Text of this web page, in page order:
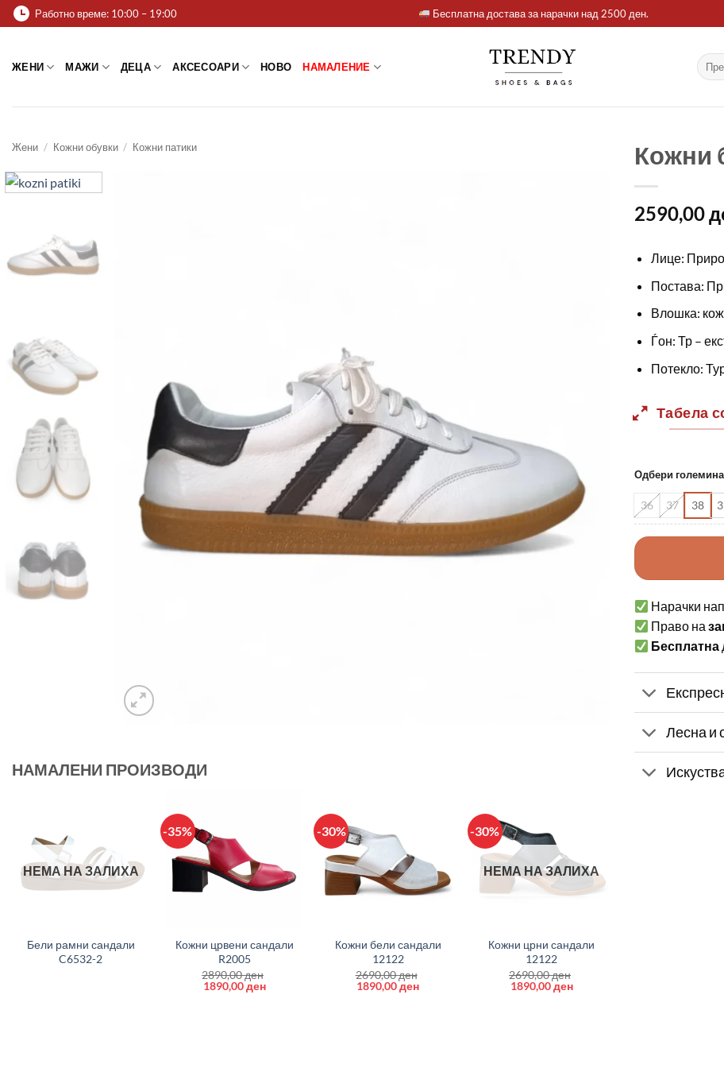
Skip
to
Работно време: 10:00 – 19:00 Бесплатна достава за нарачки над 2500 ден.
ЖЕНИ МАЖИ ДЕЦА АКСЕСОАРИ НОВО НАМАЛЕНИЕ
Барај
за:
Жени / Кожни обувки / Кожни патики
НАМАЛЕНИ ПРОИЗВОДИ
НЕМА НА ЗАЛИХА
Бели рамни сандали
C6532-2
-35%
Кожни црвени сандали
R2005
2890,00ден
Original
1890,00денCurrent
-30%
Кожни бели сандали
12122
2690,00ден
Original
1890,00денCurrent
-30%
НЕМА НА ЗАЛИХА
Кожни црни сандали
12122
2690,00ден
Original
1890,00денCurrent
Кожни
2590,00
Лице:
Постава:
Влошка:
Ѓон: Тр –
Потекло:
Табела
Одбери големина
36 37 38
Нарачки
Право на
Бесплатна
Лесна и